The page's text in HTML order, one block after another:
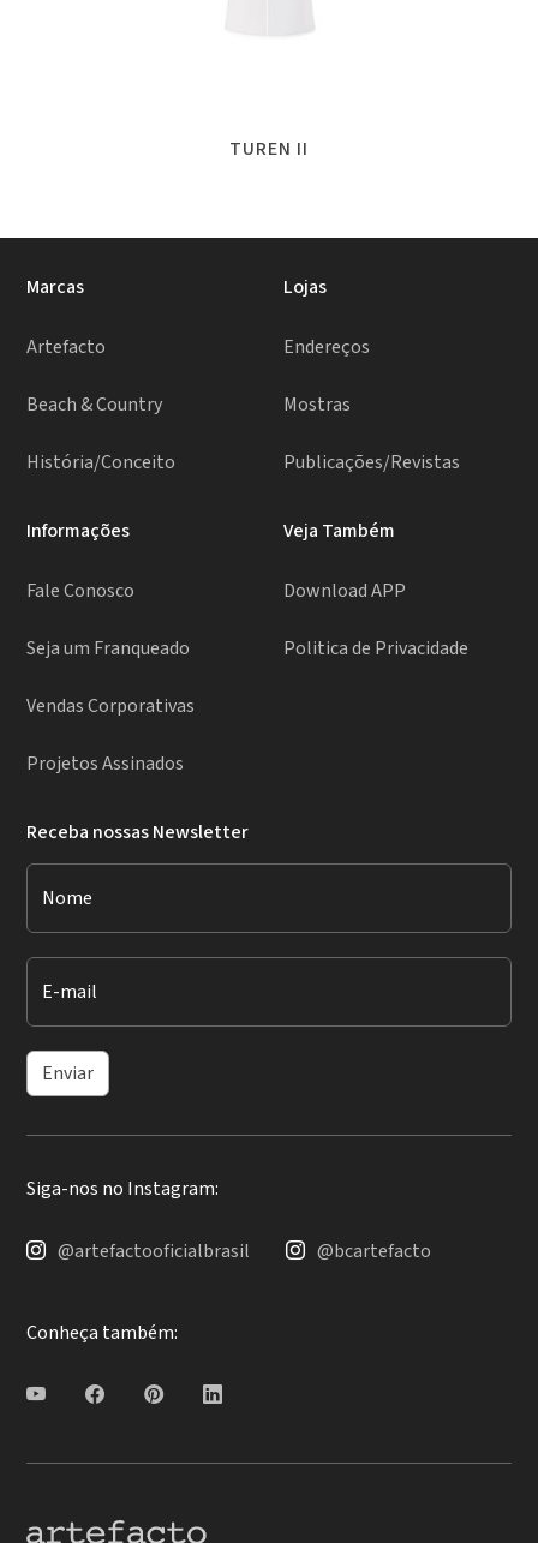
TUREN II
Marcas
Artefacto
Beach & Country
História/Conceito
Lojas
Endereços
Mostras
Publicações/Revistas
Informações
Fale Conosco
Seja um Franqueado
Vendas Corporativas
Projetos Assinados
Veja Também
Download APP
Politica de Privacidade
Receba nossas Newsletter
Nome
E-mail
Enviar
Siga-nos no Instagram:
@artefactooficialbrasil @bcartefacto
Conheça também: